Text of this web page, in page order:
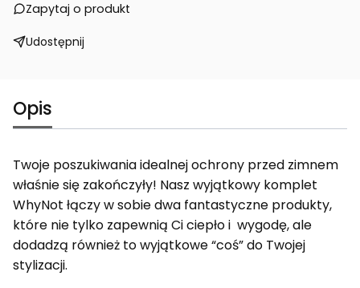
Zapytaj o produkt
Udostępnij
Opis
Twoje poszukiwania idealnej ochrony przed zimnem
właśnie się zakończyły! Nasz wyjątkowy komplet
WhyNot łączy w sobie dwa fantastyczne produkty,
które nie tylko zapewnią Ci ciepło i wygodę, ale
dodadzą również to wyjątkowe “coś” do Twojej
stylizacji.